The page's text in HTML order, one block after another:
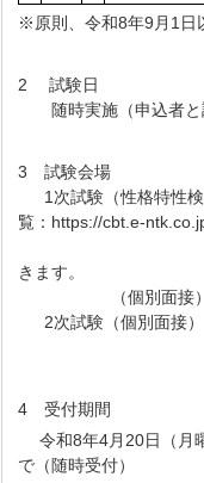
※原則、令和8年9月1日
2 試験日
随時実施（申込者と
3 試験会場
1次試験（性格特性検
覧：https://cbt.e-
※都合の良
きます。
（個別面接）
2次試験（個別面接
4 受付期間
令和8年4月20日（月
で（随時受付）